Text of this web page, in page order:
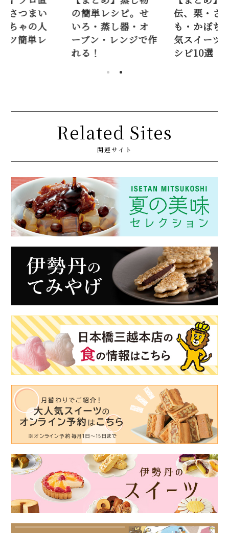
シピ。せ
し器・オ
レンジで作
伝、栗・さつまい
も・かぼちゃの人
気スイーツ簡単レ
シピ10選
の簡単レシ
いろ・蒸し
ーブン・レ
れる！
Related Sites
関連サイト